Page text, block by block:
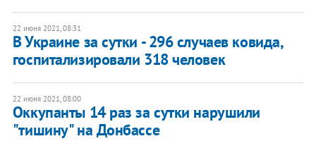
22 июня 2021, 08:31
В Украине за сутки - 296 случаев ковида,
госпитализировали 318 человек
22 июня 2021, 08:00
Оккупанты 14 раз за сутки нарушили
"тишину" на Донбассе